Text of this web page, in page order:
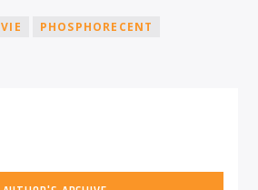
PHOSPHORECENT